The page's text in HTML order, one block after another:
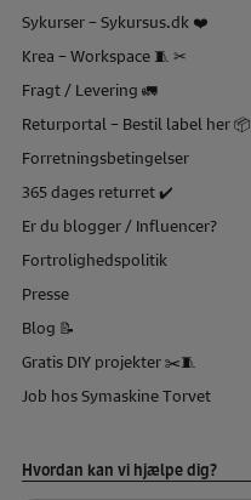
Sykurser – Sykursus.dk ❤️
Krea – Workspace 🧵 ✂
Fragt / Levering 🚛
Returportal – Bestil label her 📦
Forretningsbetingelser
365 dages returret ✔️
Er du blogger / Influencer?
Fortrolighedspolitik
Presse
Blog 📝
Gratis DIY projekter ✂️🧵
Job hos Symaskine Torvet
Hvordan kan vi hjælpe dig?